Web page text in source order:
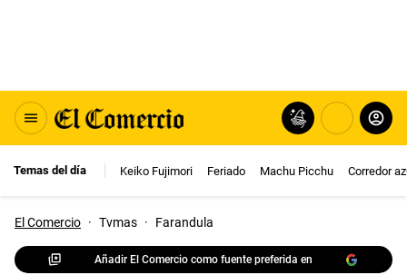
Temas del día Keiko Fujimori Feriado Machu Picchu Corredor
El Comercio · Tvmas · Farandula
Añadir El Comercio como fuente preferida en